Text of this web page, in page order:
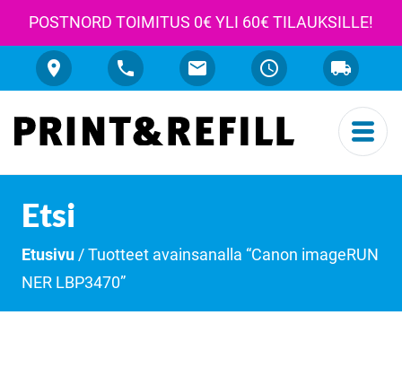
POSTNORD TOIMITUS 0€ YLI 60€ TILAUKSILLE!
Etsi
Etusivu / Tuotteet avainsanalla “Canon imageRUN
NER LBP3470”